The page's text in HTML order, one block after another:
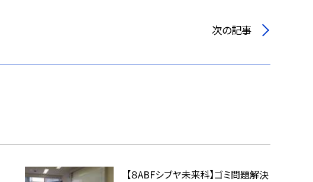
次の記事
【８ABFシブヤ未来科】ゴミ問題解決